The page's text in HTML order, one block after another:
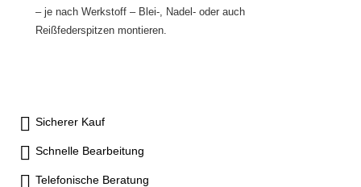
– je nach Werkstoff – Blei-, Nadel- oder auch
Reißfederspitzen montieren.
Sicherer Kauf
Schnelle Bearbeitung
Telefonische Beratung